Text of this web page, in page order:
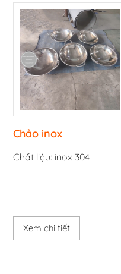
cho không gian sống hiện
đại, từ gia đình, ký túc xá
đến các khu công nghiệp.
Chảo inox
Chất liệu: inox 304
Xem chi tiết